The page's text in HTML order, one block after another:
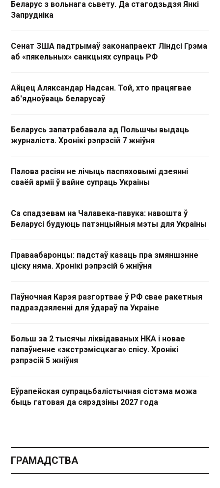
Беларус з вольнага сьвету. Да стагодзьдзя Янкі
Запрудніка
Сенат ЗША падтрымаў законапраект Ліндсі Грэма
аб «пякельных» санкцыях супраць РФ
Айцец Аляксандар Надсан. Той, хто працягвае
аб'ядноўваць беларусаў
Беларусь запатрабавала ад Польшчы выдаць
журналіста. Хронікі рэпрэсій 7 жніўня
Палова расіян не лічыць паспяховымі дзеянні
сваёй арміі ў вайне супраць Украіны
Са спадзевам на Чалавека-павука: навошта ў
Беларусі будуюць патэнцыйныя мэты для Украіны
Праваабаронцы: падстаў казаць пра змяншэнне
ціску няма. Хронікі рэпрэсій 6 жніўня
Паўночная Карэя разгортвае ў РФ свае ракетныя
падраздзяленні для ўдараў па Украіне
Больш за 2 тысячы ліквідаваных НКА і новае
папаўненне «экстрэмісцкага» спісу. Хронікі
рэпрэсій 5 жніўня
Еўрапейская супрацьбалістычная сістэма можа
быць гатовая да сярэдзіны 2027 года
ГРАМАДСТВА